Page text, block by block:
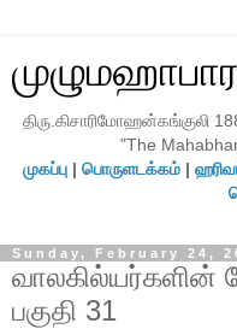
திரு.கிசாரிமோஹன்கங்குலி
"The
முகப்பு| பொருளடக்கம்|
Sunday, February 24,
வாலகில்யர்களின்
பகுதி 31